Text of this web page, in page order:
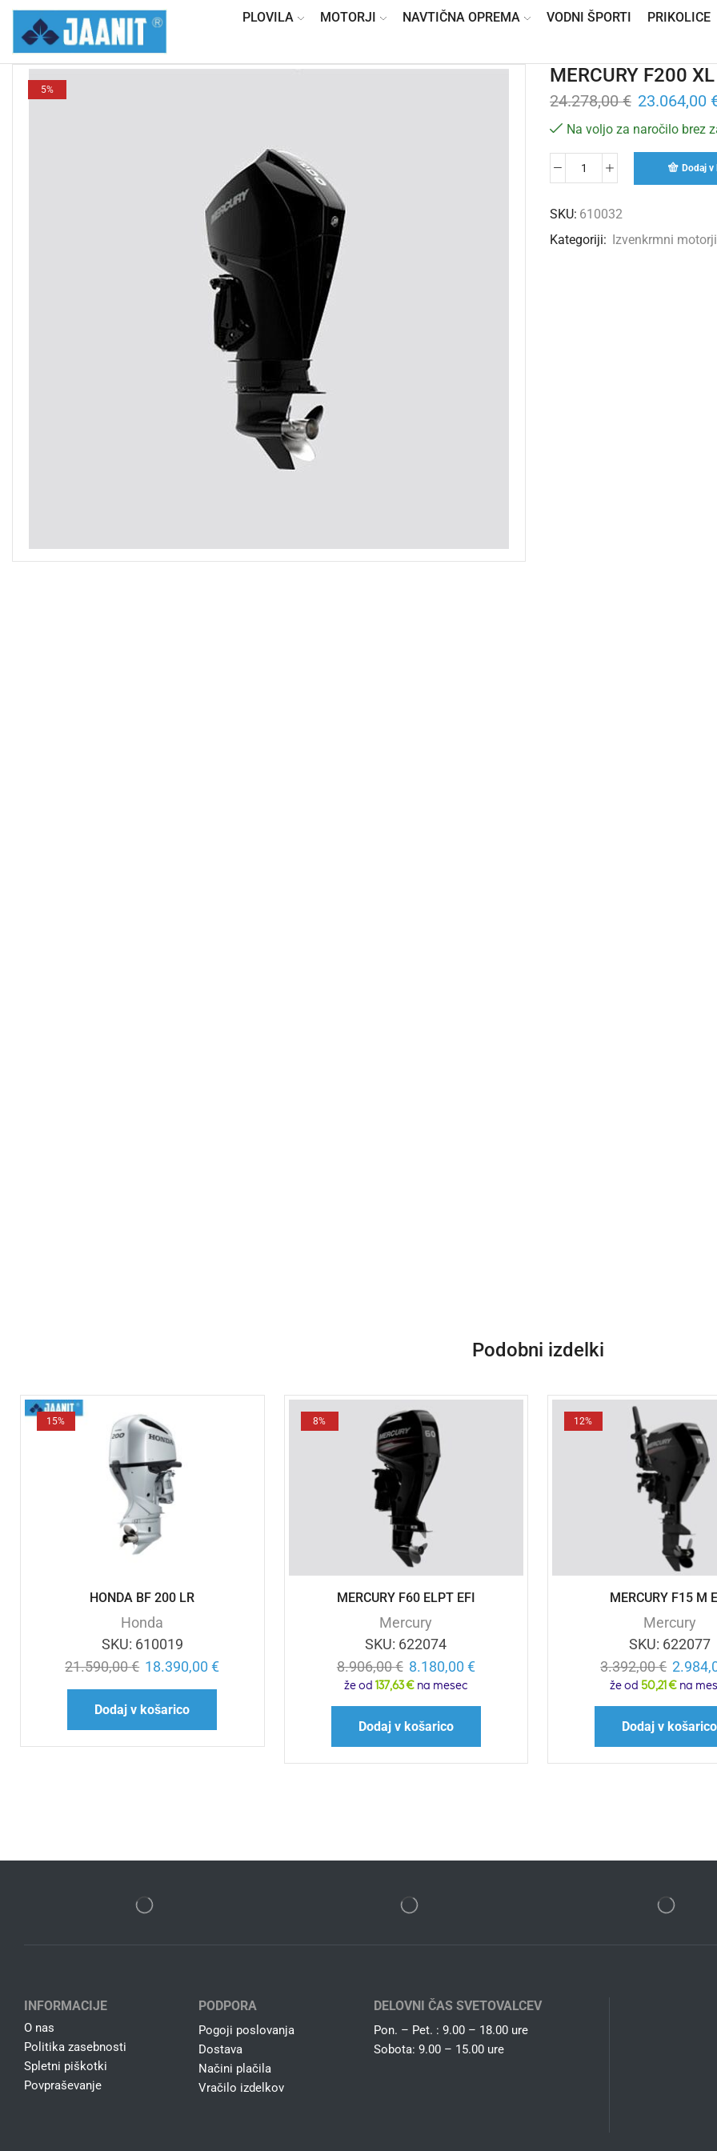
PLOVILA MOTORJI NAVTIČNA OPREMA VODNI ŠPORTI PRIKOLICE
5%
MERCURY F200
24.278,00€ 23.064,00
Na voljo za naročilo brez
Dodaj v
SKU: 610032
Kategoriji: Izvenkrmni
Podobni izdelki
15%
HONDA BF 200 LR
Honda
SKU: 610019
21.590,00€ 18.390,00€
Dodaj v košarico
8%
MERCURY F60 ELPT EFI
Mercury
SKU: 622074
8.906,00€ 8.180,00 €
že od137,63 € na mesec
Dodaj v košarico
12%
MERCURY F15 M
Mercury
SKU: 622077
3.392,00€
že od 50,21 €na
Dodaj v košarico
INFORMACIJE
O nas
Politika zasebnosti
Spletni piškotki
Povpraševanje
PODPORA
Pogoji poslovanja
Dostava
Načini plačila
Vračilo izdelkov
DELOVNI ČAS SVETOVALCEV
Pon. – Pet. : 9.00 – 18.00 ure
Sobota: 9.00 – 15.00 ure